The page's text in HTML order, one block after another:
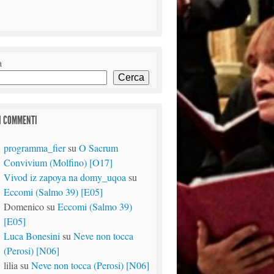
Cerca
programma_fiersuO Sacrum
Convivium (Molfino) [O17]
Vivod iz zapoya na domy_uqoa su
Eccomi (Salmo 39) [E05]
DomenicosuEccomi (Salmo 39)
[E05]
Luca Bonesini suNeve non tocca
(Perosi) [N06]
lilia suNeve non tocca (Perosi) [N06]